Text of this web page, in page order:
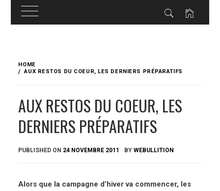
content
HOME
AUX RESTOS DU COEUR, LES DERNIERS PRÉPARATIFS
AUX RESTOS DU COEUR, LES
DERNIERS PRÉPARATIFS
PUBLISHED ON 24 NOVEMBRE 2011 BYWEBULLITION
Alors que la campagne d’hiver va commencer, les